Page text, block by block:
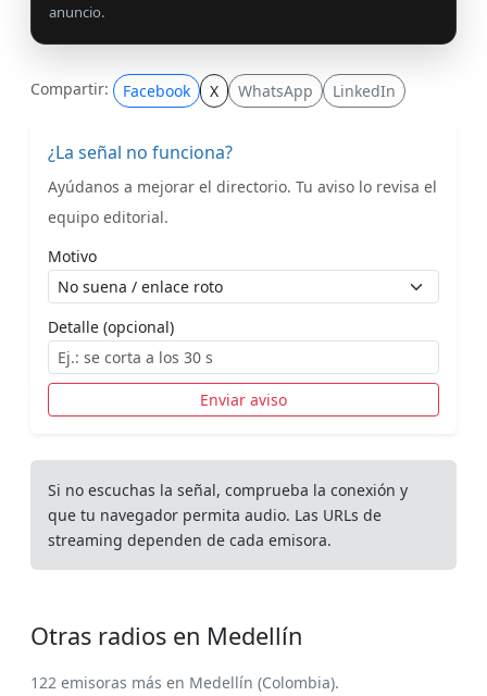
anuncio.
Compartir: Facebook X WhatsApp LinkedIn
¿La señal no funciona?
Ayúdanos a mejorar el directorio. Tu aviso lo revisa el
equipo editorial.
Motivo
Detalle (opcional)
Enviar aviso
Si no escuchas la señal, comprueba la conexión y
que tu navegador permita audio. Las URLs de
streaming dependen de cada emisora.
Otras radios en Medellín
122 emisoras más en Medellín (Colombia).